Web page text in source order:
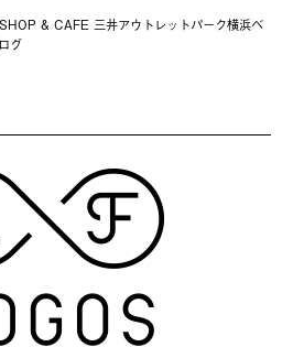
& CAFE 三井アウトレットパーク横浜ベ
グ